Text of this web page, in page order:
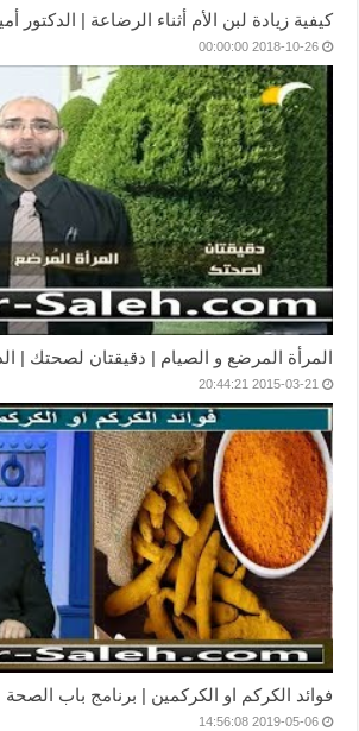
كيفية زيادة لبن الأم أثناء الرضاعة | الدكتور
2018-10-26 00:00:00
المرأة المرضع و الصيام | دقيقتان لصحتك |
2015-03-21 20:44:21
فوائد الكركم او الكركمين | برنامج باب الصحة
2019-05-06 14:56:08